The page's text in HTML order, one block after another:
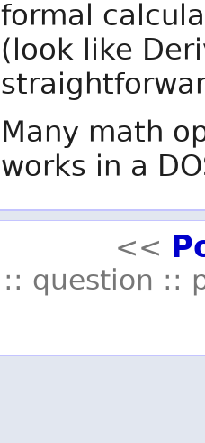
formal
(look like
Many math
works in a
<<
:: question ::